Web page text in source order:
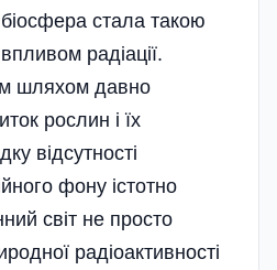
стала такою
радіації.
шляхом давно
рослин і їх
відсутності
фону істотно
світ не просто
радіоактивності